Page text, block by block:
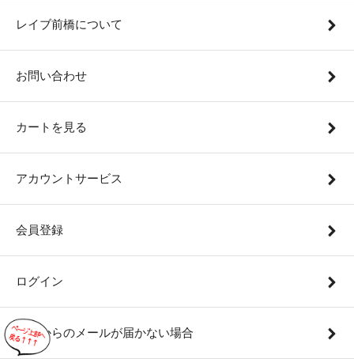
レイブ前橋について
お問い合わせ
カートを見る
アカウントサービス
会員登録
ログイン
当店からのメールが届かない場合